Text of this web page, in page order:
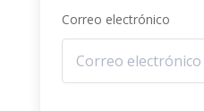
Correo electrónico